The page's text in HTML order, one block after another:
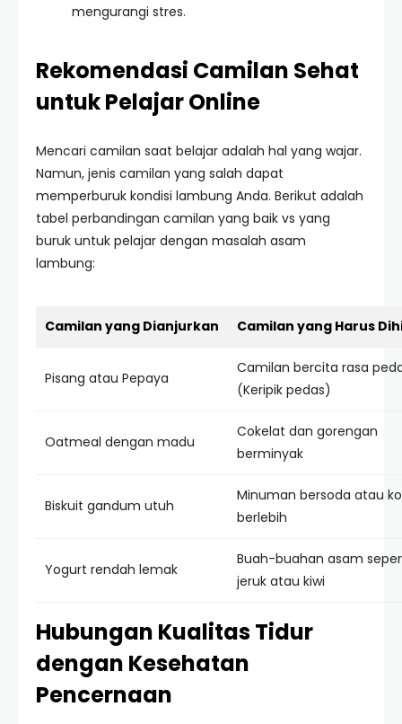
mengurangi stres.
Rekomendasi Camilan Sehat
untuk Pelajar Online
Mencari camilan saat belajar adalah hal yang wajar.
Namun, jenis camilan yang salah dapat
memperburuk kondisi lambung Anda. Berikut adalah
tabel perbandingan camilan yang baik vs yang
buruk untuk pelajar dengan masalah asam
lambung:
Camilan yang Dianjurkan Camilan yang Harus
Pisang atau Pepaya
Camilan bercita rasa
(Keripik pedas)
Oatmeal dengan madu
Cokelat dan gorengan
berminyak
Biskuit gandum utuh
Minuman bersoda atau
berlebih
Yogurt rendah lemak
Buah-buahan asam
jeruk atau kiwi
Hubungan Kualitas Tidur
dengan Kesehatan
Pencernaan